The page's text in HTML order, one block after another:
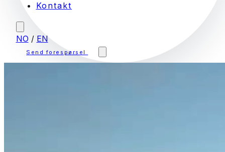
Kontakt
NO / EN
Send forespørsel